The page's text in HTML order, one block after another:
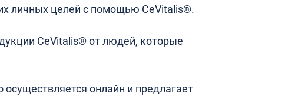
личных целей с помощью CeVitalis®.
CeVitalis® от людей, которые
осуществляется онлайн и предлагает